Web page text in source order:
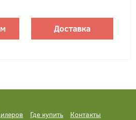
Доставка
Где купить
Контакты